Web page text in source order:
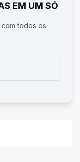
EM UM SÓ
com todos os